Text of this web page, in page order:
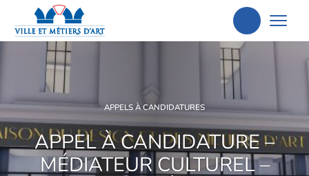
Aller
APPELS À CANDIDATURES
APPEL À CANDIDATURE –
MÉDIATEUR CULTUREL –